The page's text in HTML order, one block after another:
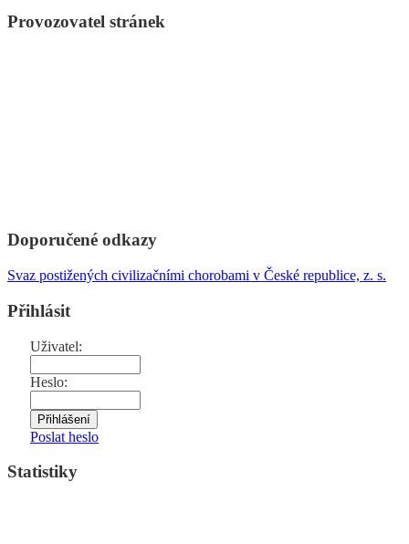
Provozovatel stránek
Doporučené odkazy
Svaz postižených civilizačními chorobami v České republice, z. s.
Přihlásit
Uživatel:
Heslo:
Poslat heslo
Statistiky